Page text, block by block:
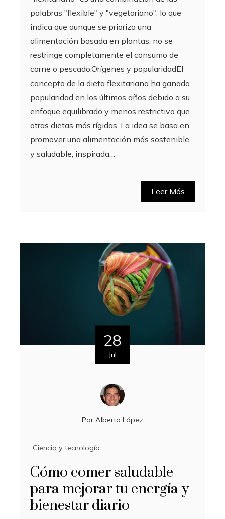
palabras "flexible" y "vegetariano", lo que
indica que aunque se prioriza una
alimentación basada en plantas, no se
restringe completamente el consumo de
carne o pescado.Orígenes y popularidadEl
concepto de la dieta flexitariana ha ganado
popularidad en los últimos años debido a su
enfoque equilibrado y menos restrictivo que
otras dietas más rígidas. La idea se basa en
promover una alimentación más sostenible
y saludable, inspirada…
Leer Más
28
Jul
Por Alberto López
Ciencia y tecnología
Cómo comer saludable
para mejorar tu energía y
bienestar diario